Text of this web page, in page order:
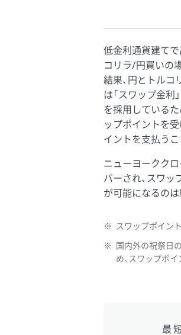
低金利通貨建てで
コリラ/円買いの
結果、円とトルコ
は「スワップ金利
を採用しているた
ップポイントを
イントを支払うこ
ニューヨークク
バーされ、スワ
が可能になるの
※ スワップポイン
※
国内外の祝祭日
め、スワップポ
最